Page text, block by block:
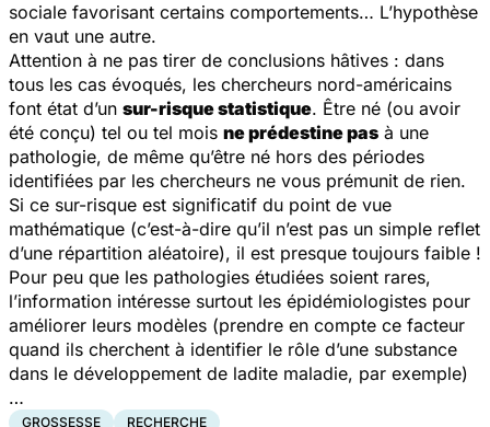
sociale favorisant certains comportements… L’hypothèse
en vaut une autre.
Attention à ne pas tirer de conclusions hâtives : dans
tous les cas évoqués, les chercheurs nord-américains
font état d’un sur-risque statistique. Être né (ou avoir
été conçu) tel ou tel mois ne prédestine pas à une
pathologie, de même qu’être né hors des périodes
identifiées par les chercheurs ne vous prémunit de rien.
Si ce sur-risque est significatif du point de vue
mathématique (c’est-à-dire qu’il n’est pas un simple reflet
d’une répartition aléatoire), il est presque toujours faible !
Pour peu que les pathologies étudiées soient rares,
l’information intéresse surtout les épidémiologistes pour
améliorer leurs modèles (prendre en compte ce facteur
quand ils cherchent à identifier le rôle d’une substance
dans le développement de ladite maladie, par exemple)
…
GROSSESSE RECHERCHE